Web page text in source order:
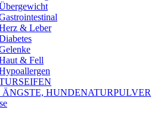
& Leber
& Fell
HUNDENATURPULVER